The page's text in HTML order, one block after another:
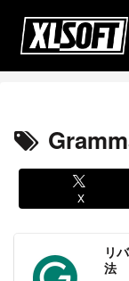
X
リ
法